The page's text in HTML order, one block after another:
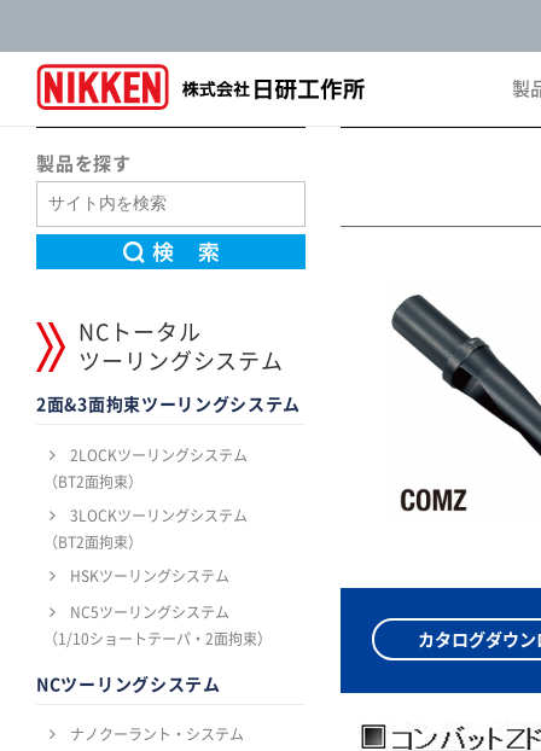
製
製品を探す
NCトータル
ツーリングシステム
2面&3面拘束ツーリングシステム
2LOCKツーリングシステム
（BT2面拘束）
3LOCKツーリングシステム
（BT2面拘束）
HSKツーリングシステム
NC5ツーリングシステム
（1/10ショートテーパ・2面拘束）
NCツーリングシステム
ナノクーラント・システム
カタログダウン